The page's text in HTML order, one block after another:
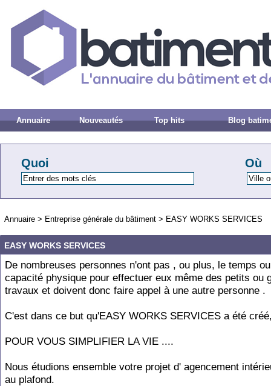
Annuaire Nouveautés Top hits Blog
Quoi Où
Annuaire > Entreprise générale du bâtiment > EASY WORKS SERVICES
EASY WORKS SERVICES
De nombreuses personnes n'ont pas , ou plus, le temps
capacité physique pour effectuer eux même des petits ou
travaux et doivent donc faire appel à une autre personne .
C'est dans ce but qu'EASY WORKS SERVICES a été
POUR VOUS SIMPLIFIER LA VIE ....
Nous étudions ensemble votre projet d' agencement
au plafond.